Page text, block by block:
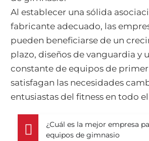
Al establecer una sólida
fabricante adecuado, las
pueden beneficiarse de un
plazo, diseños de vanguardia y
constante de equipos de
satisfagan las necesidades
entusiastas del fitness en todo
¿Cuál es la mejor empresa
equipos de gimnasio